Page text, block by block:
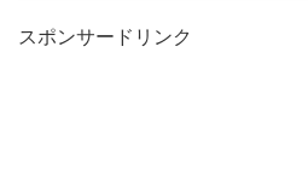
スポンサードリンク